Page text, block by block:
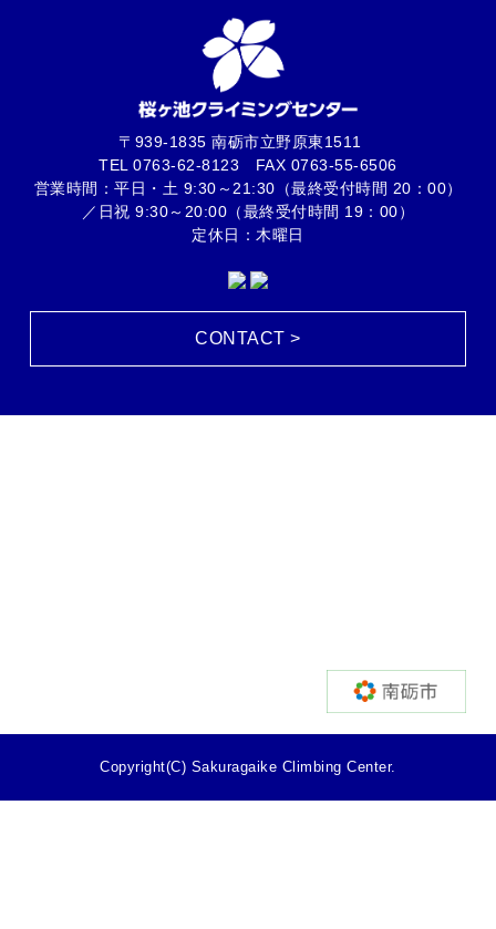
〒939-1835 南砺市立野原東1511
TEL0763-62-8123 FAX 0763-55-6506
営業時間：平日・土 9:30～21:30（最終受付時間 20：00）
／日祝 9:30～20:00（最終受付時間 19：00）
定休日：木曜日
CONTACT >
Copyright(C) Sakuragaike Climbing Center.